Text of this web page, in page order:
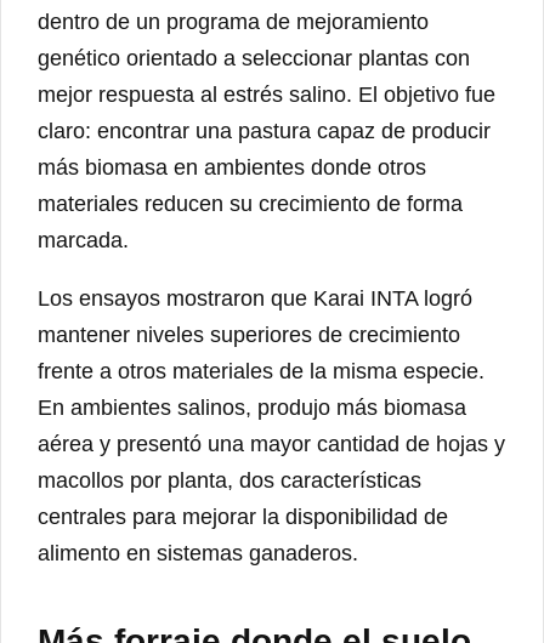
dentro de un programa de mejoramiento
genético orientado a seleccionar plantas con
mejor respuesta al estrés salino. El objetivo fue
claro: encontrar una pastura capaz de producir
más biomasa en ambientes donde otros
materiales reducen su crecimiento de forma
marcada.
Los ensayos mostraron que Karai INTA logró
mantener niveles superiores de crecimiento
frente a otros materiales de la misma especie.
En ambientes salinos, produjo más biomasa
aérea y presentó una mayor cantidad de hojas y
macollos por planta, dos características
centrales para mejorar la disponibilidad de
alimento en sistemas ganaderos.